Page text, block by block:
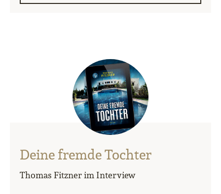
Deine fremde Tochter
Thomas Fitzner im Interview